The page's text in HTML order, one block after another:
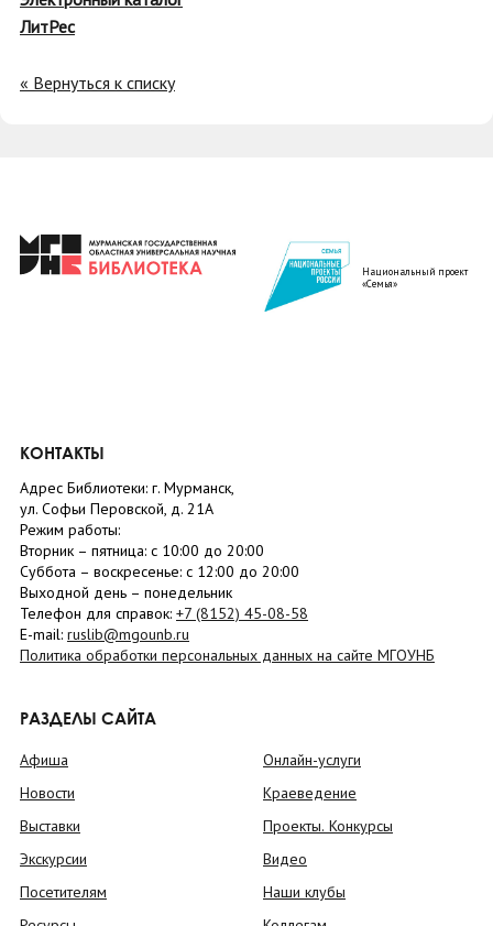
ЛитРес
« Вернуться к списку
Национальный проект
«Семья»
КОНТАКТЫ
Адрес Библиотеки: г. Мурманск,
ул. Софьи Перовской, д. 21А
Режим работы:
Вторник – пятница: с 10:00 до 20:00
Суббота – воскресенье: c 12:00 до 20:00
Выходной день – понедельник
Телефон для справок: +7 (8152) 45-08-58
E-mail: ruslib@mgounb.ru
Политика обработки персональных данных на сайте МГОУНБ
РАЗДЕЛЫ САЙТА
Афиша
Новости
Выставки
Экскурсии
Посетителям
Онлайн-услуги
Краеведение
Проекты. Конкурсы
Видео
Наши клубы